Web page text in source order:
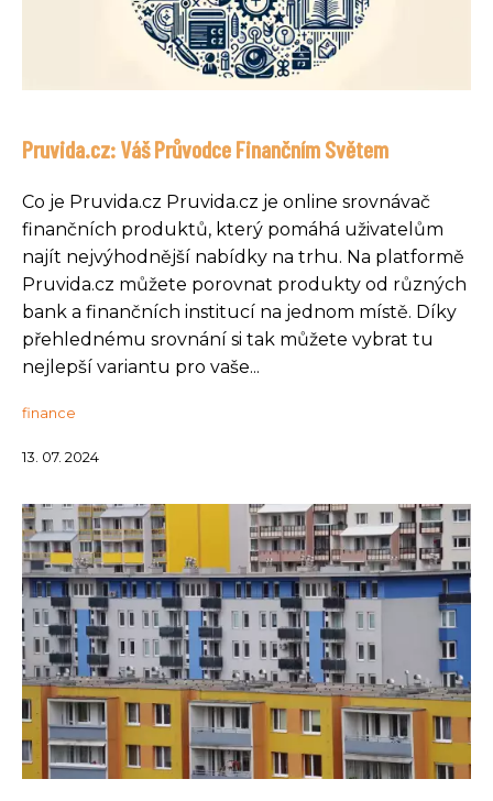
Pruvida.cz: Váš Průvodce Finančním Světem
Co je Pruvida.cz Pruvida.cz je online srovnávač
finančních produktů, který pomáhá uživatelům
najít nejvýhodnější nabídky na trhu. Na platformě
Pruvida.cz můžete porovnat produkty od různých
bank a finančních institucí na jednom místě. Díky
přehlednému srovnání si tak můžete vybrat tu
nejlepší variantu pro vaše...
finance
13. 07. 2024